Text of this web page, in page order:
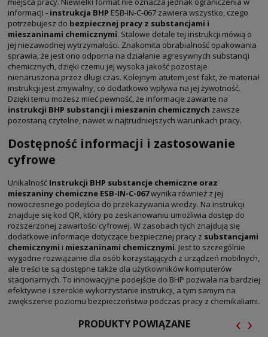
informacji - instrukcja BHP ESB-IN-C-067 zawiera wszystko, czego
potrzebujesz do bezpiecznej pracy z substancjami i
mieszaninami chemicznymi. Stalowe detale tej instrukcji mówią o
jej niezawodnej wytrzymałości. Znakomita obrabialność opakowania
sprawia, że jest ono odporna na działanie agresywnych substancji
chemicznych, dzięki czemu jej wysoka jakość pozostaje
nienaruszona przez długi czas. Kolejnym atutem jest fakt, że materiał
instrukcji jest zmywalny, co dodatkowo wpływa na jej żywotność.
Dzięki temu możesz mieć pewność, że informacje zawarte na
instrukcji BHP substancji i mieszanin chemicznych zawsze
pozostaną czytelne, nawet w najtrudniejszych warunkach pracy.
Dostępność informacji i zastosowanie
cyfrowe
Unikalność Instrukcji BHP substancje chemiczne oraz
mieszaniny chemiczne ESB-IN-C-067wynika również z jej
nowoczesnego podejścia do przekazywania wiedzy. Na instrukcji
znajduje się kod QR, który po zeskanowaniu umożliwia dostęp do
rozszerzonej zawartości cyfrowej. W zasobach tych znajdują się
dodatkowe informacje dotyczące bezpiecznej pracy z substancjami
chemicznymi i mieszaninami chemicznymi. Jest to szczególnie
wygodne rozwiązanie dla osób korzystających z urządzeń mobilnych,
ale treści te są dostępne także dla użytkowników komputerów
stacjonarnych. To innowacyjne podejście do BHP pozwala na bardziej
efektywne i szerokie wykorzystanie instrukcji, a tym samym na
zwiększenie poziomu bezpieczeństwa podczas pracy z chemikaliami.
PRODUKTY POWIĄZANE ‹ ›